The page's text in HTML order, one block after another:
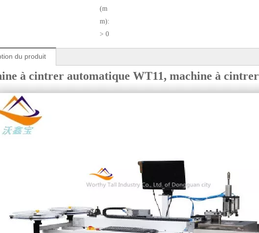
(m
m):
> 0
du produit
à cintrer automatique WT11, machine à cintrer